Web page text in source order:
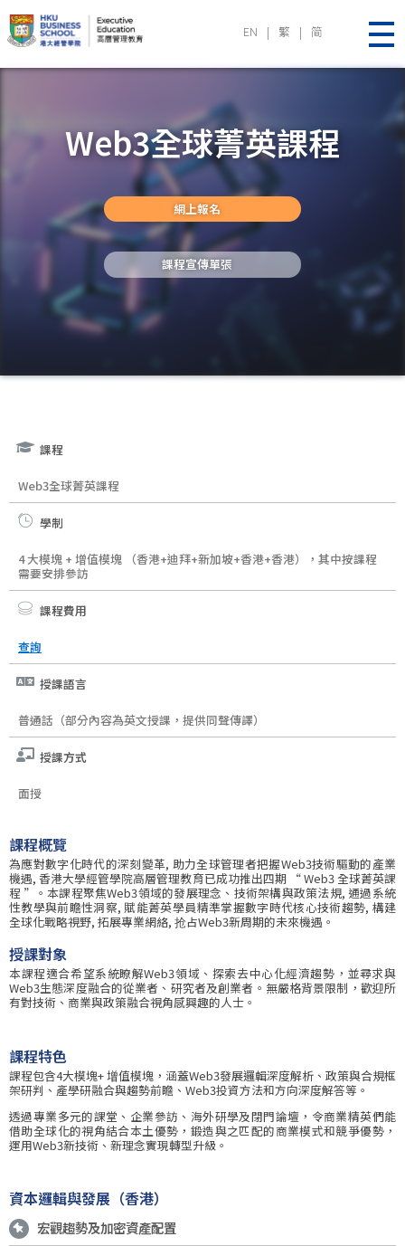
EN | 繁 | 简
Web3全球菁英課程
網上報名
課程宣傳單張
課程
Web3全球菁英課程
學制
4 大模塊 + 增值模塊 （香港+迪拜+新加坡+香港+香港），其中按課程
需要安排參訪
課程費用
查詢​
授課語言
普通話（部分內容為英文授課，提供同聲傳譯）
授課方式
面授
課程概覽
為應對數字化時代的深刻變革, 助力全球管理者把握Web3技術驅動的產業
機遇, 香港大學經管學院高層管理教育已成功推出四期 “ Web3 全球菁英課
程 ”。本課程聚焦Web3領域的發展理念、技術架構與政策法規, 通過系統
性教學與前瞻性洞察, 賦能菁英學員精準掌握數字時代核心技術趨勢, 構建
全球化戰略視野, 拓展專業網絡, 抢占Web3新周期的未來機遇。
授課對象
本課程適合希望系統瞭解Web3領域、探索去中心化經濟趨勢，並尋求與
Web3生態深度融合的從業者、研究者及創業者。無嚴格背景限制，歡迎所
有對技術、商業與政策融合視角感興趣的人士。
課程特色
課程包含4大模塊+ 增值模塊，涵蓋Web3發展邏輯深度解析、政策與合規框
架研判、產學研融合與趨勢前瞻、Web3投資方法和方向深度解答等。
透過專業多元的課堂、企業參訪、海外研學及閉門論壇，令商業精英們能
借助全球化的視角結合本土優勢，鍛造與之匹配的商業模式和競爭優勢，
運用Web3新技術、新理念實現轉型升級。
資本邏輯與發展（香港）
宏觀趨勢及加密資產配置